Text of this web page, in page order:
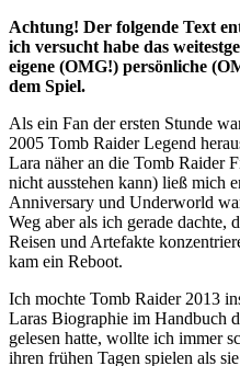
Achtung! Der folgende Text
ich versucht habe das
eigene (OMG!) persönliche
dem Spiel.
Als ein Fan der ersten Stunde
2005 Tomb Raider Legend
Lara näher an die Tomb Raider
nicht ausstehen kann) ließ mich
Anniversary und Underworld
Weg aber als ich gerade dachte,
Reisen und Artefakte
kam ein Reboot.
Ich mochte Tomb Raider 2013
Laras Biographie im Handbuch
gelesen hatte, wollte ich immer
ihren frühen Tagen spielen als